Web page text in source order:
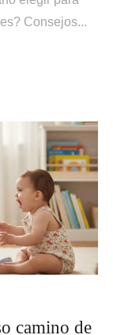
Consejos...
camino de